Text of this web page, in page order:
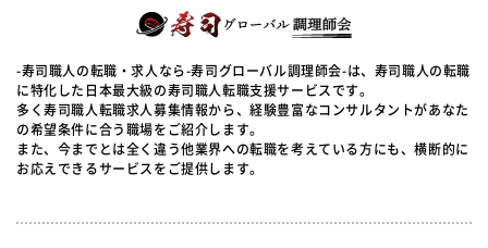
-寿司職人の転職・求人なら-寿司グローバル調理師会-は、寿司職人の転職
に特化した日本最大級の寿司職人転職支援サービスです。
多く寿司職人転職求人募集情報から、経験豊富なコンサルタントがあなた
の希望条件に合う職場をご紹介します。
また、今までとは全く違う他業界への転職を考えている方にも、横断的に
お応えできるサービスをご提供します。